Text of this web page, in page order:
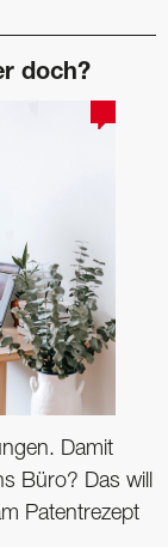
doch?
Damit
Büro? Das will
Patentrezept